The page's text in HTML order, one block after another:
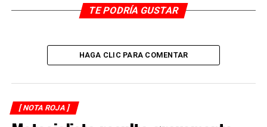
cuerpo.
Hallan ‘colgado’ de poste
Asesinan a taxista de Yanga
TE PODRÍA GUSTAR
HAGA CLIC PARA COMENTAR
[ NOTA ROJA ]